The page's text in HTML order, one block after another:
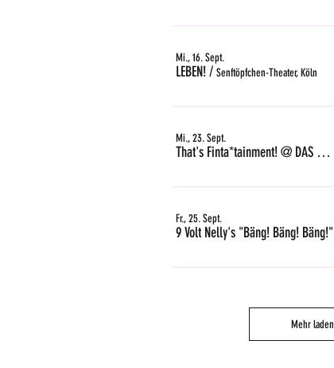
Mi., 16. Sept.
LEBEN!/ Senftöpfchen-Theater, Köln
Mi., 23. Sept.
That's Finta*tainment! @ DAS GLEIS, Zürich
Fr., 25. Sept.
9 Volt Nelly's "Bäng! Bäng! Bäng!"
Mehr laden